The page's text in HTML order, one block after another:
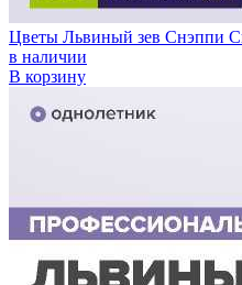
Цветы Львиный зев Снэппи
в наличии
В корзину